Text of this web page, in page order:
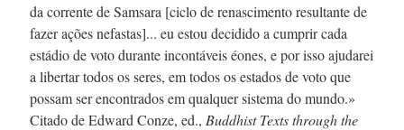
da corrente de Samsara [ciclo de renascimento resultante de
fazer ações nefastas]... eu estou decidido a cumprir cada
estádio de voto durante incontáveis éones, e por isso ajudarei
a libertar todos os seres, em todos os estados de voto que
possam ser encontrados em qualquer sistema do mundo.»
Citado de Edward Conze, ed., Buddhist Texts through the